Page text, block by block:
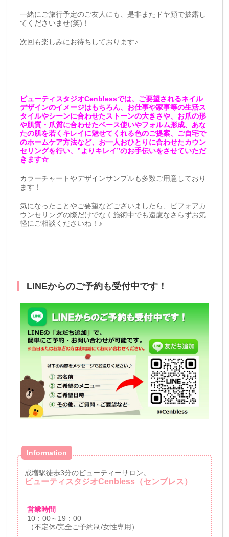
一緒にご旅行予定のご友人にも、是非またドヤ顔で披露し
てくださいませ(笑)！
次回も楽しみにお待ちしております♪
ビューティスタジオCenblessでは、ご要望されるネイル
デザインのイメージはもちろん、お仕事や家事等の生活ス
タイルやシーンに合わせたストーンの大きさや、お爪の形
や肌質・爪質に合わせたベース使いやフォルム形成、あな
たの肌を若くキレイに魅せてくれる色のご提案、ご自宅で
のホームケア方法など、お一人おひとりに合わせたカウン
セリングを行い、”よりキレイ”のお手伝いをさせていただ
きます☆
カラーチャートやデザインサンプルも多数ご用意しており
ます！
気になったことやご要望などございましたら、ビフォアカ
ウンセリングの際だけでなく施術中でも遠慮なさらずお気
軽にご相談くださいね！♪
LINEからのご予約も受付中です！
Information
成増駅徒歩3分のビューティーサロン。
ビューティスタジオCenbless（センブレス）
営業時間
10：00～19：00
（不定休/完全ご予約制/女性専用）